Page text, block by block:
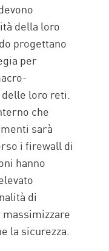
della loro
progettano
per
loro reti.
che
sarà
i firewall di
hanno
di
la sicurezza.